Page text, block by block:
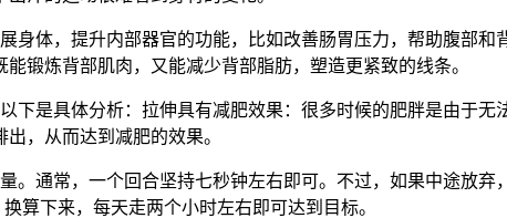
身体，提升内部器官的功能，比如改善肠胃压力，帮助腹部
锻炼背部肌肉，又能减少背部脂肪，塑造更紧致的线条。
下是具体分析：拉伸具有减肥效果：很多时候的肥胖是由于
，从而达到减肥的效果。
。通常，一个回合坚持七秒钟左右即可。不过，如果中途放
算下来，每天走两个小时左右即可达到目标。